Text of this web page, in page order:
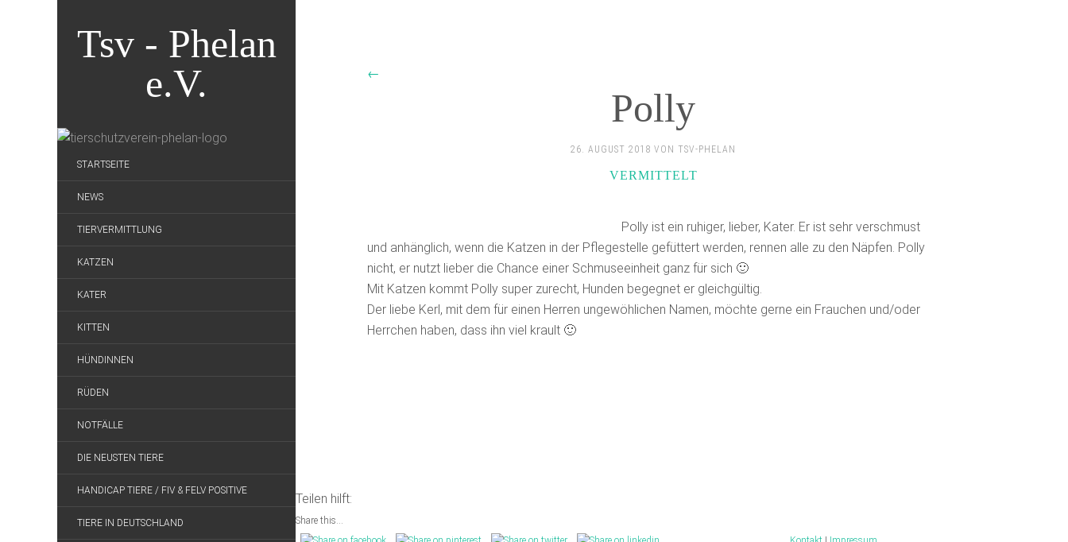
Tsv - Phelan
e.V.
STARTSEITE
NEWS
TIERVERMITTLUNG
KATZEN
KATER
KITTEN
HÜNDINNEN
RÜDEN
NOTFÄLLE
DIE NEUSTEN TIERE
HANDICAP TIERE / FIV & FELV POSITIVE
TIERE IN DEUTSCHLAND
←
Polly
26. AUGUST 2018 VON TSV-PHELAN
VERMITTELT
Polly ist ein ruhiger, lieber, Kater. Er ist sehr verschmust
und anhänglich, wenn die Katzen in der Pflegestelle gefüttert werden, rennen alle zu den Näpfen. Polly
nicht, er nutzt lieber die Chance einer Schmuseeinheit ganz für sich 🙂
Mit Katzen kommt Polly super zurecht, Hunden begegnet er gleichgültig.
Der liebe Kerl, mit dem für einen Herren ungewöhlichen Namen, möchte gerne ein Frauchen und/oder
Herrchen haben, dass ihn viel krault 🙂
Teilen hilft:
Share this...